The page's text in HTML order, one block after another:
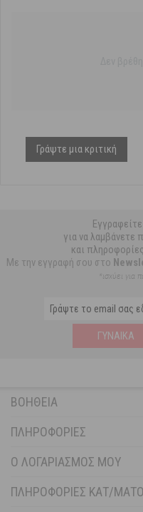
Γράψτε μια κριτική
για να
και
Με την εγγραφή σου στο
*ισχύει για
ΓΥΝΑΊΚΑ
ΒΟΉΘΕΙΑ
ΠΛΗΡΟΦΟΡΊΕΣ
Ο ΛΟΓΑΡΙΑΣΜΌΣ ΜΟΥ
ΠΛΗΡΟΦΟΡΙΕΣ ΚΑΤ/